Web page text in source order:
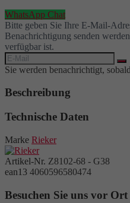
WhatsApp Chat
Bitte geben Sie Ihre E-Mail-
Benachrichtigung senden
verfügbar ist.
Sie werden benachrichtigt,
Beschreibung
Technische Daten
Marke Rieker
Artikel-Nr. Z8102-68 - G38
ean13 4060596580474
Besuchen Sie uns vor